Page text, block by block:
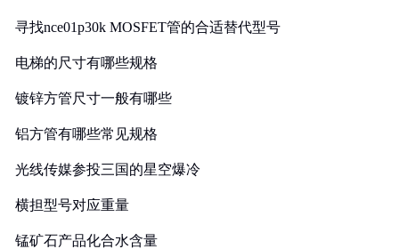
寻找nce01p30k MOSFET管的合适替代型号
电梯的尺寸有哪些规格
镀锌方管尺寸一般有哪些
铝方管有哪些常见规格
光线传媒参投三国的星空爆冷
横担型号对应重量
锰矿石产品化合水含量